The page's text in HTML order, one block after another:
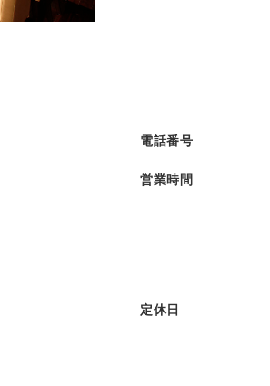
電話番号
営業時間
定休日